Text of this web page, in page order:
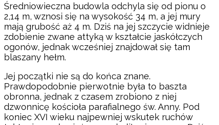
Średniowieczna budowla odchyla się od pionu o
2,14 m, wznosi się na wysokość 34 m, a jej mury
mają grubość aż 4 m. Dziś na jej szczycie widnieje
zdobienie zwane attyką w kształcie jaskółczych
ogonów, jednak wcześniej znajdował się tam
blaszany hełm.
Jej początki nie są do końca znane.
Prawdopodobnie pierwotnie była to baszta
obronna, jednak z czasem zrobiono z niej
dzwonnicę kościoła parafialnego św. Anny. Pod
koniec XVI wieku najpewniej wskutek ruchów